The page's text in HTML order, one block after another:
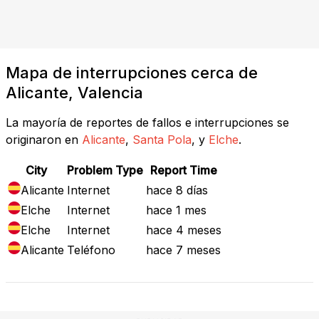
Mapa de interrupciones cerca de
Alicante, Valencia
La mayoría de reportes de fallos e interrupciones se
originaron en Alicante, Santa Pola, y Elche.
City Problem Type Report Time
Alicante Internet
hace 8 días
Elche
Internet
hace 1 mes
Elche
Internet
hace 4 meses
Alicante Teléfono hace 7 meses